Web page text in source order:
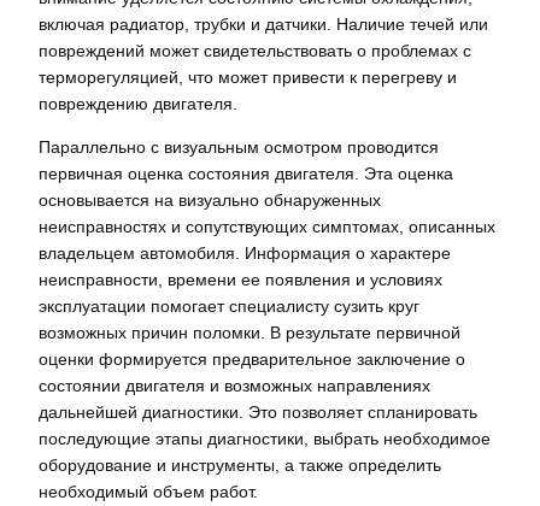
включая радиатор, трубки и датчики. Наличие течей или
повреждений может свидетельствовать о проблемах с
терморегуляцией, что может привести к перегреву и
повреждению двигателя.
Параллельно с визуальным осмотром проводится
первичная оценка состояния двигателя. Эта оценка
основывается на визуально обнаруженных
неисправностях и сопутствующих симптомах, описанных
владельцем автомобиля. Информация о характере
неисправности, времени ее появления и условиях
эксплуатации помогает специалисту сузить круг
возможных причин поломки. В результате первичной
оценки формируется предварительное заключение о
состоянии двигателя и возможных направлениях
дальнейшей диагностики. Это позволяет спланировать
последующие этапы диагностики, выбрать необходимое
оборудование и инструменты, а также определить
необходимый объем работ.